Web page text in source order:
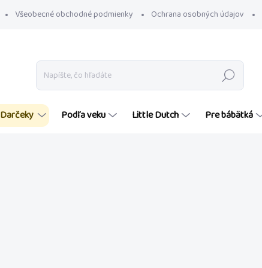
Všeobecné obchodné podmienky Ochrana osobných údajov
Hľadať
Darčeky Podľa veku Little Dutch Pre bábätká